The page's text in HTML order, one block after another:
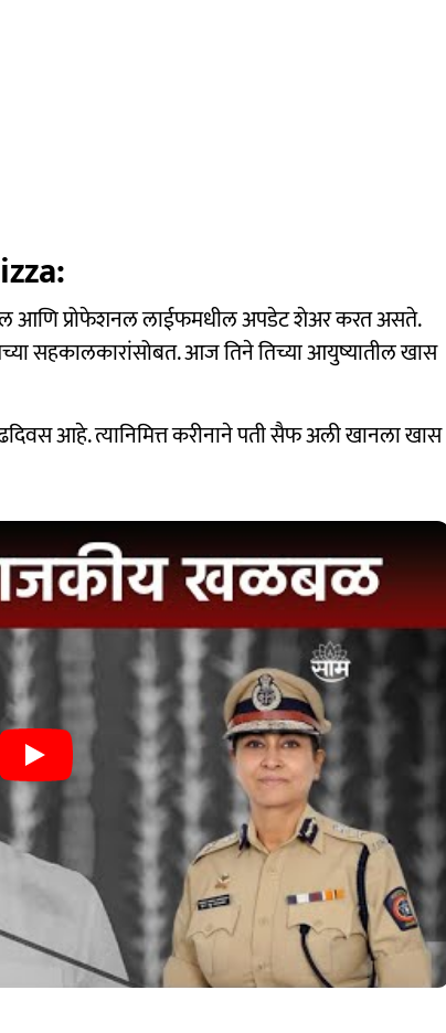
आणि प्रोफेशनल लाईफमधील अपडेट शेअर करत असते.
सहकालकारांसोबत. आज तिने तिच्या आयुष्यातील खास
आहे. त्यानिमित्त करीनाने पती सैफ अली खानला खास